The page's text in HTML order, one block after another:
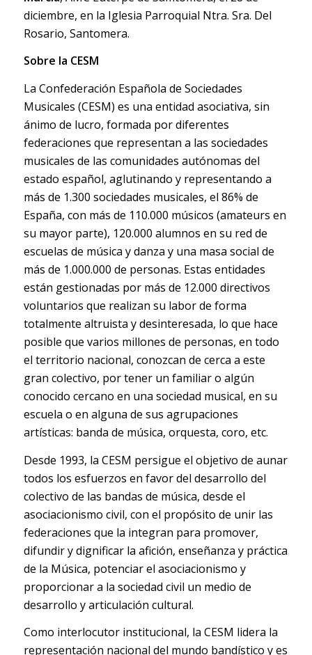
diciembre, en la Iglesia Parroquial Ntra. Sra. Del
Rosario, Santomera.
Sobre la CESM
La Confederación Española de Sociedades
Musicales (CESM) es una entidad asociativa, sin
ánimo de lucro, formada por diferentes
federaciones que representan a las sociedades
musicales de las comunidades autónomas del
estado español, aglutinando y representando a
más de 1.300 sociedades musicales, el 86% de
España, con más de 110.000 músicos (amateurs en
su mayor parte), 120.000 alumnos en su red de
escuelas de música y danza y una masa social de
más de 1.000.000 de personas. Estas entidades
están gestionadas por más de 12.000 directivos
voluntarios que realizan su labor de forma
totalmente altruista y desinteresada, lo que hace
posible que varios millones de personas, en todo
el territorio nacional, conozcan de cerca a este
gran colectivo, por tener un familiar o algún
conocido cercano en una sociedad musical, en su
escuela o en alguna de sus agrupaciones
artísticas: banda de música, orquesta, coro, etc.
Desde 1993, la CESM persigue el objetivo de aunar
todos los esfuerzos en favor del desarrollo del
colectivo de las bandas de música, desde el
asociacionismo civil, con el propósito de unir las
federaciones que la integran para promover,
difundir y dignificar la afición, enseñanza y práctica
de la Música, potenciar el asociacionismo y
proporcionar a la sociedad civil un medio de
desarrollo y articulación cultural.
Como interlocutor institucional, la CESM lidera la
representación nacional del mundo bandístico y es